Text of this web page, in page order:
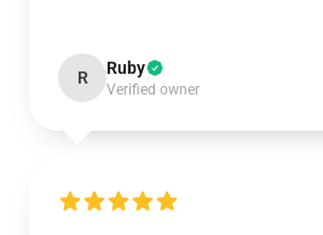
R Ruby
Verified owner